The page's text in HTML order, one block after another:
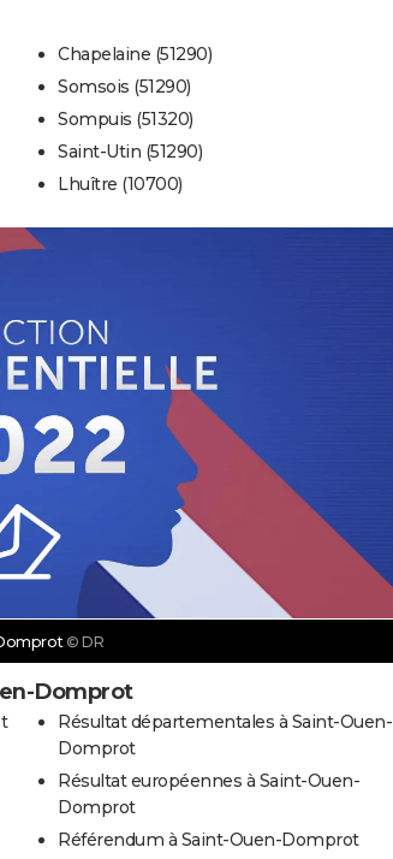
Chapelaine (51290)
Somsois (51290)
Sompuis (51320)
Saint-Utin (51290)
Lhuître (10700)
© DR
Domprot
Résultat départementales à Saint-Ouen-
Domprot
Résultat européennes à Saint-Ouen-
Domprot
Référendum à Saint-Ouen-Domprot